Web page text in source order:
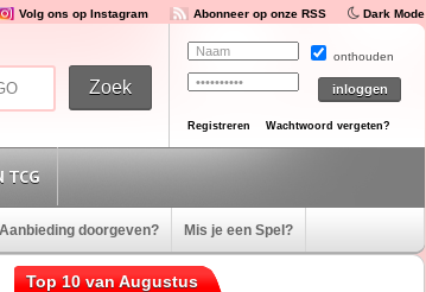
Volg ons op Instagram Abonneer op onze RSS Dark Mode
onthouden
Registreren Wachtwoord vergeten?
TCG
Aanbieding doorgeven? Mis je een Spel?
Top 10 van Augustus